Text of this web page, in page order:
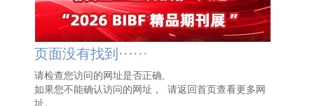
页面没有找到······
请检查您访问的网址是否正确,
如果您不能确认访问的网址， 请返回首页查看更多网
址。